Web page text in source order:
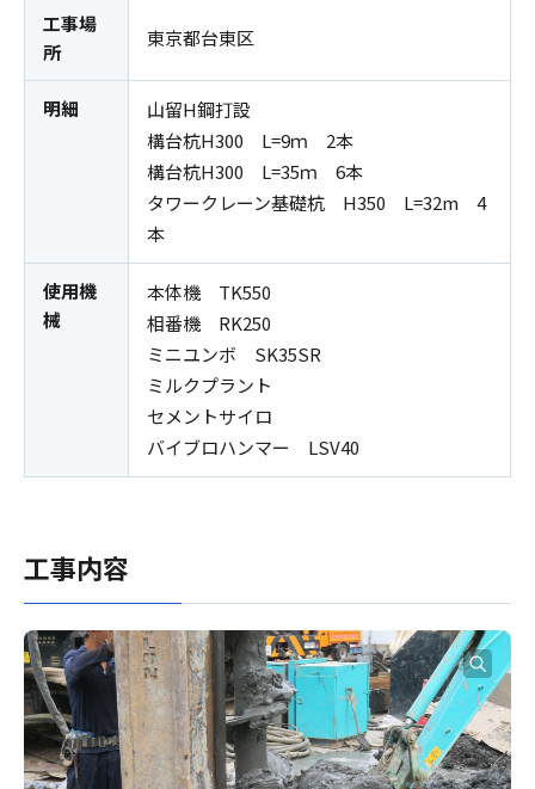
工事場
所
東京都台東区
明細
山留H鋼打設
構台杭H300 L=9ｍ 2本
構台杭H300 L=35ｍ 6本
タワークレーン基礎杭 H350 L=32m 4
本
使用機
械
本体機 TK550
相番機 RK250
ミニユンボ SK35SR
ミルクプラント
セメントサイロ
バイブロハンマー LSV40
工事内容